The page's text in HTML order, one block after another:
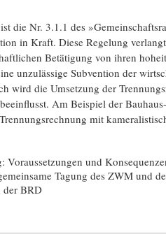
die Nr. 3.1.1 des
in Kraft. Diese Regelung
Betätigung von ihren
unzulässige Subvention der
wird die Umsetzung der
Am Beispiel der
mit
Voraussetzungen und
Tagung des ZWM und
der BRD